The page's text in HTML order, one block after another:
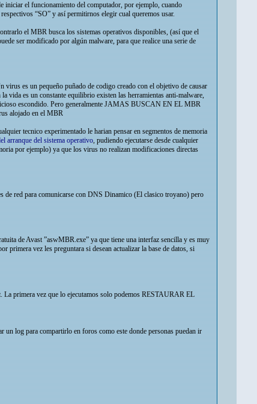
iniciar el funcionamiento del computador, por ejemplo, cuando
“SO” y así permitirnos elegir cual queremos usar.
el MBR busca los sistemas operativos disponibles, (así que el
ser modificado por algún malware, para que realice una serie de
es un pequeño puñado de codigo creado con el objetivo de causar
vida es un constante equilibrio existen las herramientas anti-malware,
escondido. Pero generalmente JAMAS BUSCAN EN EL MBR
alojado en el MBR
tecnico experimentado le harian pensar en segmentos de memoria
arranque del sistema operativo, pudiendo ejecutarse desde cualquier
por ejemplo) ya que los virus no realizan modificaciones directas
de red para comunicarse con DNS Dinamico (El clasico troyano) pero
de Avast ”aswMBR.exe” ya que tiene una interfaz sencilla y es muy
primera vez les preguntara si desean actualizar la base de datos, si
primera vez que lo ejecutamos solo podemos RESTAURAR EL
un log para compartirlo en foros como este donde personas puedan ir